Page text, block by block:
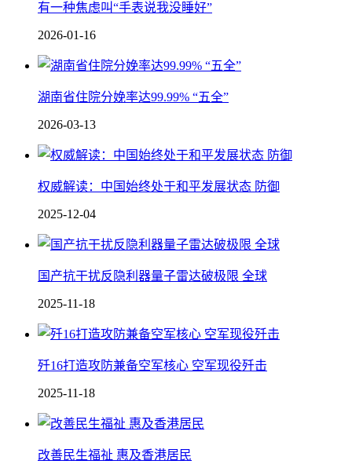
有一种焦虑叫“手表说我没睡好”
2026-01-16
湖南省住院分娩率达99.99% “五全”
2026-03-13
权威解读：中国始终处于和平发展状态 防御
2025-12-04
国产抗干扰反隐利器 量子雷达破极限 全球
2025-11-18
歼16打造攻防兼备空军核心 空军现役歼击
2025-11-18
改善民生福祉 惠及香港居民